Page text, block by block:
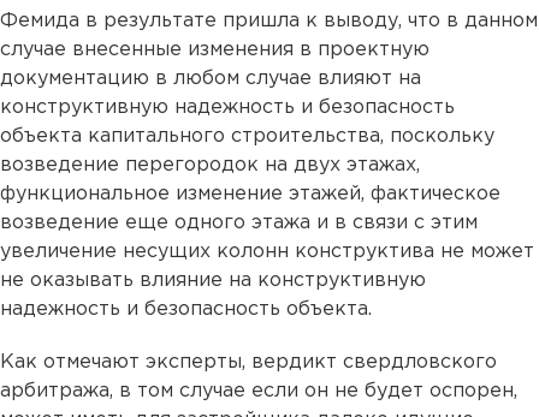
Фемида в результате пришла к выводу, что в данном
случае внесенные изменения в проектную
документацию в любом случае влияют на
конструктивную надежность и безопасность
объекта капитального строительства, поскольку
возведение перегородок на двух этажах,
функциональное изменение этажей, фактическое
возведение еще одного этажа и в связи с этим
увеличение несущих колонн конструктива не может
не оказывать влияние на конструктивную
надежность и безопасность объекта.
Как отмечают эксперты, вердикт свердловского
арбитража, в том случае если он не будет оспорен,